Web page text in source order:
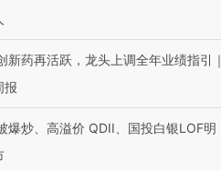
新药再活跃，龙头上调全年业绩指引｜
报
爆炒、高溢价 QDII、国投白银LOF明